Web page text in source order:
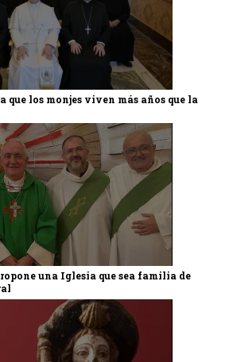
que los monjes viven más años que la
una Iglesia que sea familia de